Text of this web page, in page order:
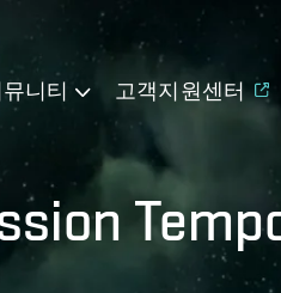
니티 고객지원센터